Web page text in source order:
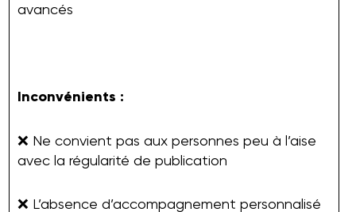
avancés
Inconvénients :
❌ Ne convient pas aux personnes peu à l’aise
avec la régularité de publication
❌ L’absence d’accompagnement personnalisé